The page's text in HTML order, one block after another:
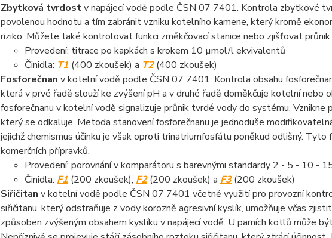
Zbytková tvrdostv napájecí vodě podle ČSN 07 7401. Kontrola zbytkové
povolenou hodnotu a tím zabránit vzniku kotelního kamene, který kromě
riziko. Můžete také kontrolovat funkci změkčovací stanice nebo zjišťovat
Provedení: titrace po kapkách s krokem 10 µmol/l ekvivalentů
Činidla: T1 (400 zkoušek) a T2(400 zkoušek)
Fosforečnan v kotelní vodě podle ČSN 07 7401. Kontrola obsahu
která v prvé řadě slouží ke zvýšení pH a v druhé řadě doměkčuje kotelní nebo
fosforečnanu v kotelní vodě signalizuje průnik tvrdé vody do systému. Vznikne
který se odkaluje. Metoda stanovení fosforečnanu je jednoduše
jejichž chemismus účinku je však oproti trinatriumfosfátu poněkud odlišný.
komerčních přípravků.
Provedení: porovnání v komparátoru s barevnými standardy 2 - 5 - 10 -
Činidla: F1 (200 zkoušek), F2(200 zkoušek) a F3(200 zkoušek)
Siřičitan v kotelní vodě podle ČSN 07 7401 včetně využití pro provozní
siřičitanu, který odstraňuje z vody korozně agresivní kyslík, umožňuje včas
způsoben zvýšeným obsahem kyslíku v napájecí vodě. U parních kotlů může